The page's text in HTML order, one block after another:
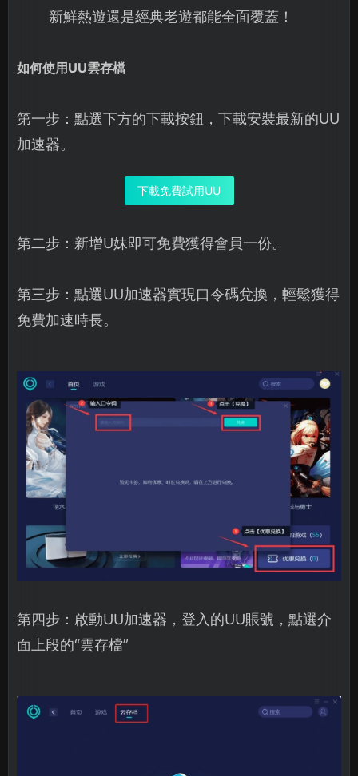
新鮮熱遊還是經典老遊都能全面覆蓋！
如何使用UU雲存檔
第一步：點選下方的下載按鈕，下載安裝最新的UU
加速器。
下載免費試用UU
第二步：新增U妹即可免費獲得會員一份。
第三步：點選UU加速器實現口令碼兌換，輕鬆獲得
免費加速時長。
第四步：啟動UU加速器，登入的UU賬號，點選介
面上段的“雲存檔”